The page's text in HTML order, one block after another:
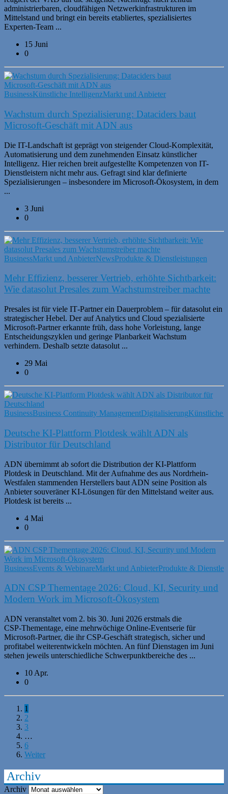
administrierbaren, cloudfähigen Netzwerkinfrastrukturen im
Mittelstand und bringt ein bereits etabliertes, spezialisiertes
Experten-Team ...
15 Juni
0
BusinessKünstliche IntelligenzMarkt und Anbieter
Wachstum durch Spezialisierung: Dataciders baut
Microsoft‑Geschäft mit ADN aus
Die IT-Landschaft ist geprägt von steigender Cloud-Komplexität,
Automatisierung und dem zunehmenden Einsatz künstlicher
Intelligenz. Hier reichen breit aufgestellte Kompetenzen von IT-
Dienstleistern nicht mehr aus. Gefragt sind klar definierte
Spezialisierungen – insbesondere im Microsoft-Ökosystem, in dem
...
3 Juni
0
BusinessMarkt und AnbieterNewsProdukte & Dienstleistungen
Mehr Effizienz, besserer Vertrieb, erhöhte Sichtbarkeit:
Wie datasolut Presales zum Wachstumstreiber machte
Presales ist für viele IT‑Partner ein Dauerproblem – für datasolut ein
strategischer Hebel. Der auf Analytics und Cloud spezialisierte
Microsoft‑Partner erkannte früh, dass hohe Vorleistung, lange
Entscheidungszyklen und geringe Planbarkeit Wachstum
verhindern. Deshalb setzte datasolut ...
29 Mai
0
BusinessBusiness Continuity ManagementDigitalisierungKünstliche
Deutsche KI-Plattform Plotdesk wählt ADN als
Distributor für Deutschland
ADN übernimmt ab sofort die Distribution der KI-Plattform
Plotdesk in Deutschland. Mit der Aufnahme des aus Nordrhein-
Westfalen stammenden Herstellers baut ADN seine Position als
Anbieter souveräner KI-Lösungen für den Mittelstand weiter aus.
Plotdesk ist bereits ...
4 Mai
0
BusinessEvents & WebinareMarkt und AnbieterProdukte &
ADN CSP Thementage 2026: Cloud, KI, Security und
Modern Work im Microsoft-Ökosystem
ADN veranstaltet vom 2. bis 30. Juni 2026 erstmals die
CSP‑Thementage, eine mehrwöchige Online‑Eventserie für
Microsoft-Partner, die ihr CSP‑Geschäft strategisch, sicher und
profitabel weiterentwickeln möchten. An fünf Dienstagen im Juni
stehen jeweils unterschiedliche Schwerpunktbereiche des ...
10 Apr.
0
1
2
3
…
6
Weiter
Archiv
Archiv